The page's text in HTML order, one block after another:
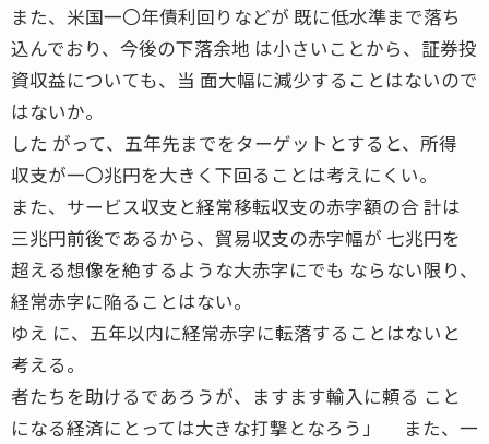
また、米国一〇年債利回りなどが 既に低水準まで落ち
込んでおり、今後の下落余地 は小さいことから、証券投
資収益についても、当 面大幅に減少することはないので
はないか。
した がって、五年先までをターゲットとすると、所得
収支が一〇兆円を大きく下回ることは考えにくい。
また、サービス収支と経常移転収支の赤字額の合 計は
三兆円前後であるから、貿易収支の赤字幅が 七兆円を
超える想像を絶するような大赤字にでも ならない限り、
経常赤字に陥ることはない。
ゆえ に、五年以内に経常赤字に転落することはないと
考える。
者たちを助けるであろうが、ますます輸入に頼る こと
になる経済にとっては大きな打撃となろう」 また、一